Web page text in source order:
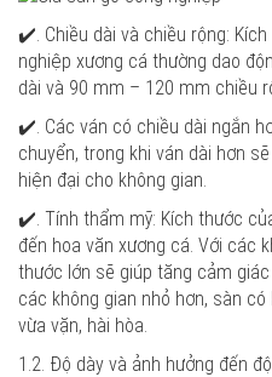
✔️. Chiều dài và chiều rộng:
nghiệp xương cá thường dao
dài và 90 mm – 120 mm chiều
✔️. Các ván có chiều dài ngắn
chuyển, trong khi ván dài hơn
hiện đại cho không gian.
✔️. Tính thẩm mỹ: Kích thước
đến hoa văn xương cá. Với các
thước lớn sẽ giúp tăng cảm
các không gian nhỏ hơn, sàn
vừa vặn, hài hòa.
1.2. Độ dày và ảnh hưởng đến